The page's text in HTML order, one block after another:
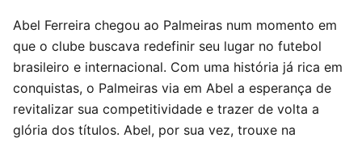
Abel Ferreira chegou ao Palmeiras num momento em
que o clube buscava redefinir seu lugar no futebol
brasileiro e internacional. Com uma história já rica em
conquistas, o Palmeiras via em Abel a esperança de
revitalizar sua competitividade e trazer de volta a
glória dos títulos. Abel, por sua vez, trouxe na